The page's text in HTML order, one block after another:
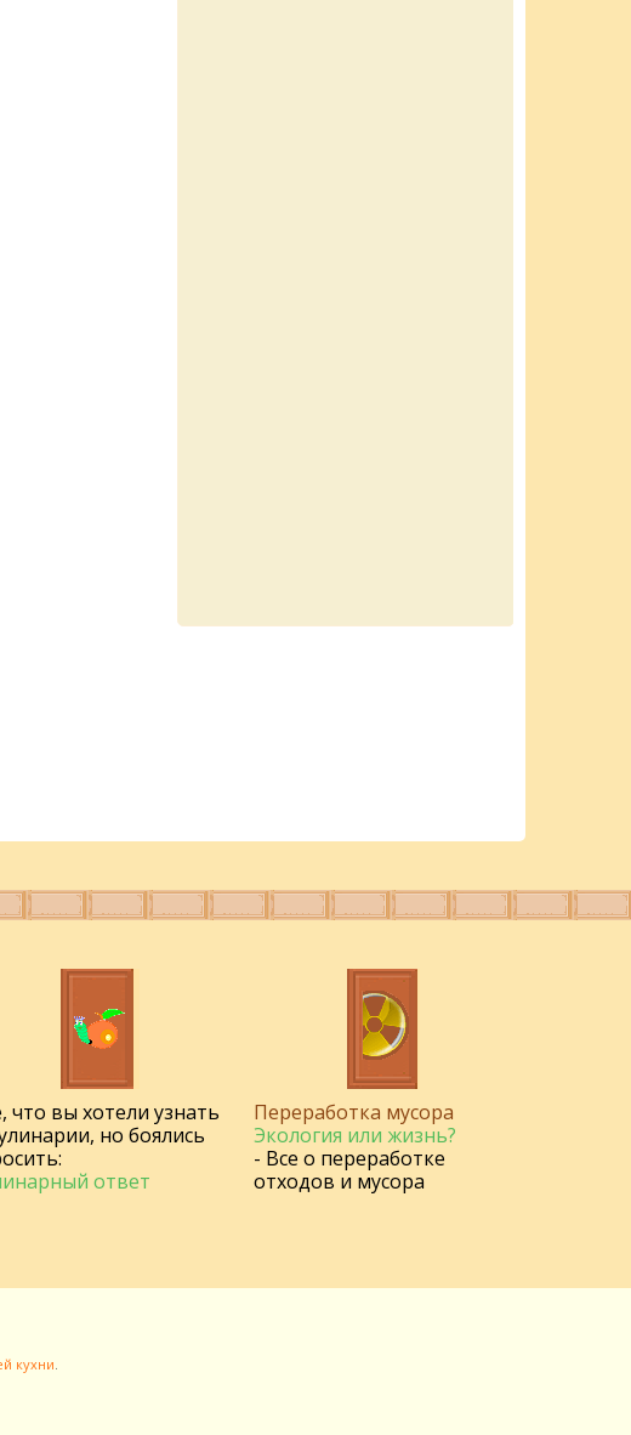
что вы хотели узнать
но боялись
ответ
Переработка мусора
Экология или жизнь?
- Все о переработке
отходов и мусора
кухни.